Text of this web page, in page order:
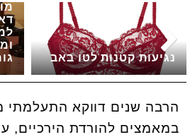
נגיעות קטנות לטו באב
הרבה שנים דווקא התעלמתי
במאמצים להורדת הירכיים,